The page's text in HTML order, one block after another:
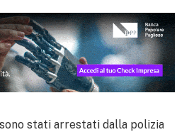
sono stati arrestati dalla polizia